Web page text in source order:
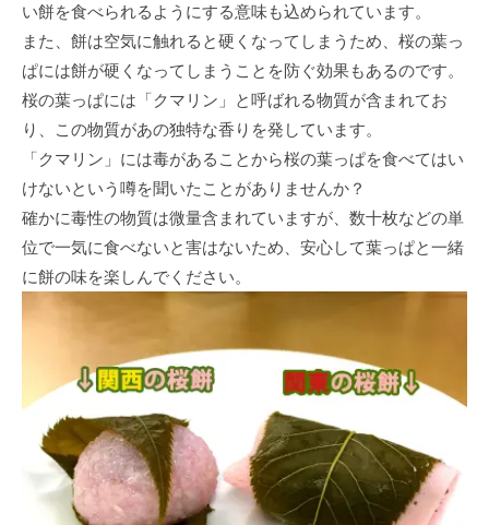
い餅を食べられるようにする意味も込められています。
また、餅は空気に触れると硬くなってしまうため、桜の葉っ
ぱには餅が硬くなってしまうことを防ぐ効果もあるのです。
桜の葉っぱには「クマリン」と呼ばれる物質が含まれてお
り、この物質があの独特な香りを発しています。
「クマリン」には毒があることから桜の葉っぱを食べてはい
けないという噂を聞いたことがありませんか？
確かに毒性の物質は微量含まれていますが、数十枚などの単
位で一気に食べないと害はないため、安心して葉っぱと一緒
に餅の味を楽しんでください。